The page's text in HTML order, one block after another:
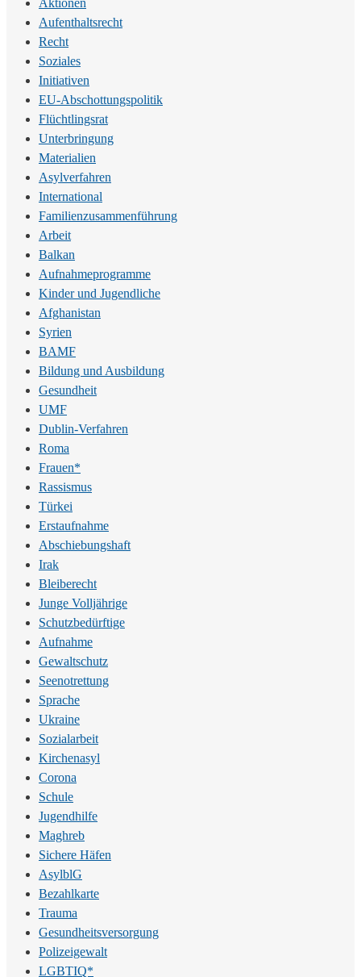
Aktionen
Aufenthaltsrecht
Recht
Soziales
Initiativen
EU-Abschottungspolitik
Flüchtlingsrat
Unterbringung
Materialien
Asylverfahren
International
Familienzusammenführung
Arbeit
Balkan
Aufnahmeprogramme
Kinder und Jugendliche
Afghanistan
Syrien
BAMF
Bildung und Ausbildung
Gesundheit
UMF
Dublin-Verfahren
Roma
Frauen*
Rassismus
Türkei
Erstaufnahme
Abschiebungshaft
Irak
Bleiberecht
Junge Volljährige
Schutzbedürftige
Aufnahme
Gewaltschutz
Seenotrettung
Sprache
Ukraine
Sozialarbeit
Kirchenasyl
Corona
Schule
Jugendhilfe
Maghreb
Sichere Häfen
AsylblG
Bezahlkarte
Trauma
Gesundheitsversorgung
Polizeigewalt
LGBTIQ*